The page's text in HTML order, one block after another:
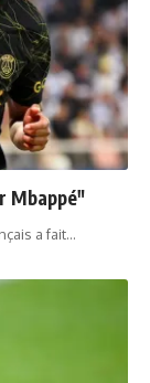
Mbappé"
a fait…